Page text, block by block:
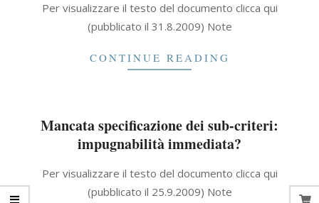
09-Per visualizzare il testo del documento clicca qui
(pubblicato il 31.8.2009) Note
CONTINUE READING
Mancata specificazione dei sub-criteri:
impugnabilità immediata?
09-Per visualizzare il testo del documento clicca qui
(pubblicato il 25.9.2009) Note